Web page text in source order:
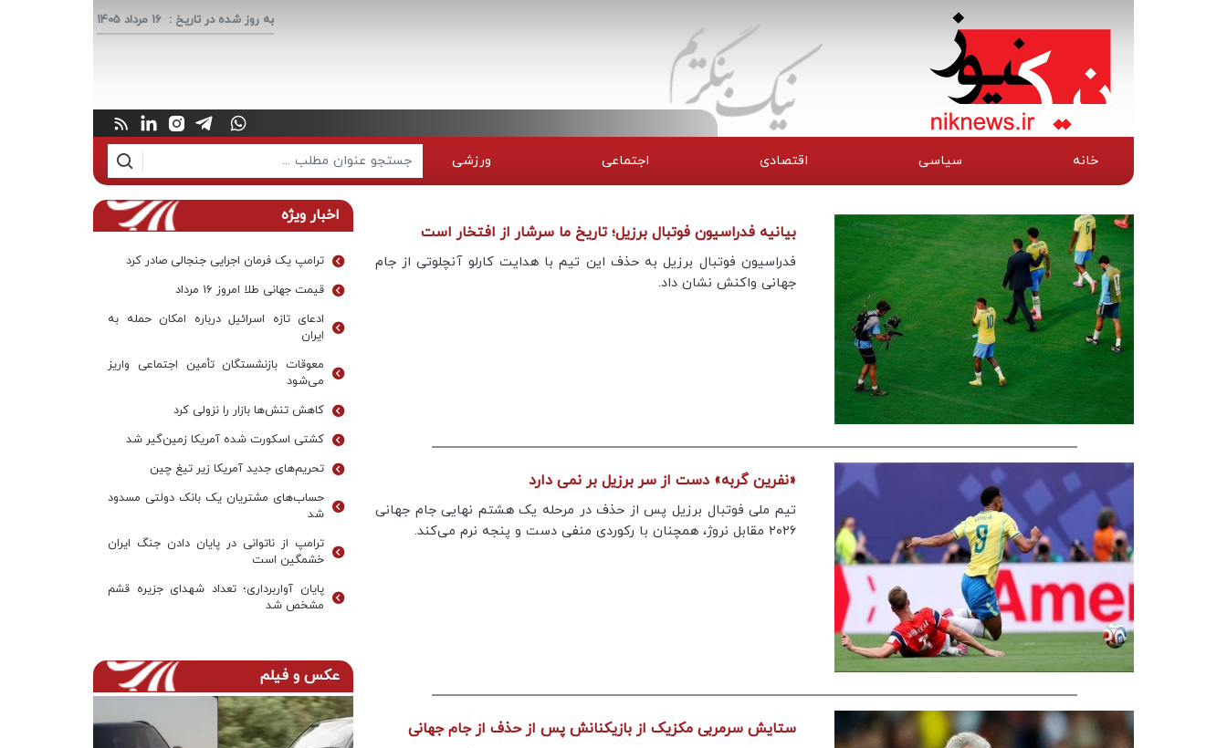
به روز شده در تاریخ : 16 مرداد 1405
خانه سیاسی اقتصادی اجتماعی ورزشی
بیانیه فدراسیون فوتبال برزیل؛ تاریخ ما سرشار از افتخار است
فدراسیون فوتبال برزیل به حذف این تیم با هدایت کارلو آنچلوتی از جام
جهانی واکنش نشان داد.
«نفرین گربه» دست از سر برزیل بر نمی دارد
تیم ملی فوتبال برزیل پس از حذف در مرحله یک‌ هشتم نهایی جام جهانی
۲۰۲۶ مقابل نروژ، همچنان با رکوردی منفی دست و پنجه نرم می‌کند.
ستایش سرمربی مکزیک از بازیکنانش پس از حذف از جام جهانی
اخبار ویژه
ترامپ یک فرمان اجرایی جنجالی صادر کرد
قیمت جهانی طلا امروز ۱۶ مرداد
ادعای تازه اسرائیل درباره امکان حمله به
ایران
معوقات بازنشستگان تأمین اجتماعی واریز
می‌شود
کاهش تنش‌ها بازار را نزولی کرد
کشتی اسکورت شده آمریکا زمین‌گیر شد
تحریم‌های جدید آمریکا زیر تیغ چین
حساب‌های مشتریان یک بانک‌ دولتی مسدود
شد
ترامپ از ناتوانی در پایان دادن جنگ ایران
خشمگین است
پایان آواربرداری؛ تعداد شهدای جزیره قشم
مشخص شد
عکس و فیلم